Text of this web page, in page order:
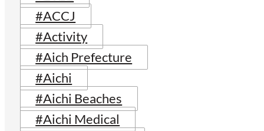
#ACCJ
#Activity
#Aich Prefecture
#Aichi
#Aichi Beaches
#Aichi Medical